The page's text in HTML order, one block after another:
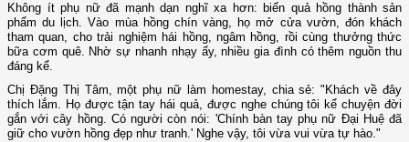
Không ít phụ nữ đã mạnh dạn nghĩ xa hơn: biến quả hồng thành sản
phẩm du lịch. Vào mùa hồng chín vàng, họ mở cửa vườn, đón khách
tham quan, cho trải nghiệm hái hồng, ngâm hồng, rồi cùng thưởng thức
bữa cơm quê. Nhờ sự nhanh nhạy ấy, nhiều gia đình có thêm nguồn thu
đáng kể.
Chị Đặng Thị Tâm, một phụ nữ làm homestay, chia sẻ: "Khách về đây
thích lắm. Họ được tận tay hái quả, được nghe chúng tôi kể chuyện đời
gắn với cây hồng. Có người còn nói: 'Chính bàn tay phụ nữ Đại Huệ đã
giữ cho vườn hồng đẹp như tranh.' Nghe vậy, tôi vừa vui vừa tự hào."